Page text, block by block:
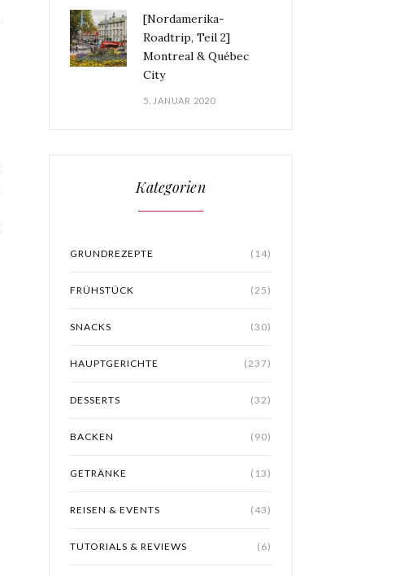
[Nordamerika-
Roadtrip, Teil 2]
Montreal & Québec
City
5. JANUAR 2020
Kategorien
GRUNDREZEPTE (14)
FRÜHSTÜCK (25)
SNACKS (30)
HAUPTGERICHTE (237)
DESSERTS (32)
BACKEN (90)
GETRÄNKE (13)
REISEN & EVENTS (43)
TUTORIALS & REVIEWS (6)